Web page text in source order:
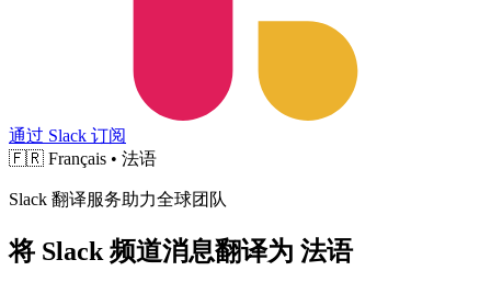
通过 Slack 订阅
🇫🇷 Français • 法语
Slack 翻译服务助力全球团队
将 Slack 频道消息翻译为 法语